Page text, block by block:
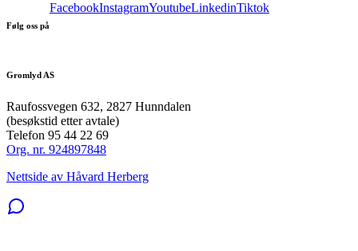
Følg oss på
FacebookInstagramYoutubeLinkedinTiktok
Gromlyd AS
Raufossvegen 632, 2827 Hunndalen
(besøkstid etter avtale)
Telefon 95 44 22 69
Org. nr. 924897848
Nettside av Håvard Herberg